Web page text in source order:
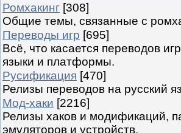
Ромхакинг [308]
Общие темы, связанные с
Переводы игр [695]
Всё, что касается переводов
языки и платформы.
Русификация [470]
Релизы переводов на русский
Мод-хаки [2216]
Релизы хаков и модификаций,
эмуляторов и устройств.